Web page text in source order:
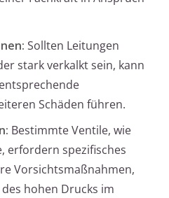
Sollten Leitungen
stark verkalkt sein, kann
Schäden führen.
Bestimmte Ventile, wie
erfordern spezifisches
Vorsichtsmaßnahmen,
hohen Drucks im